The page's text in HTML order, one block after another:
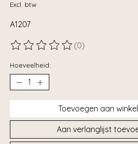
Excl. btw
A1207
De beoordeling van dit product is
(0)
Hoeveelheid:
Toevoegen aan
Aan verlanglijst